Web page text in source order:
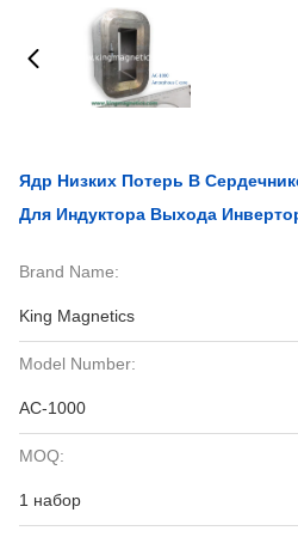
Ядр Низких Потерь В
Для Индуктора Выхода
Brand Name:
King Magnetics
Model Number:
AC-1000
MOQ:
1 набор